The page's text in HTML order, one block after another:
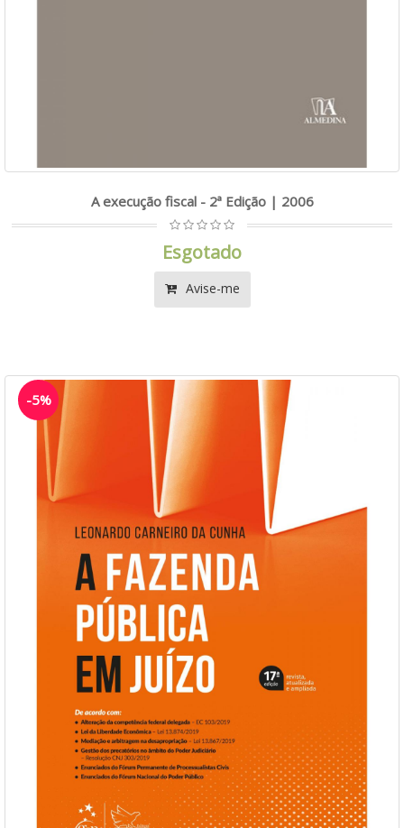
A execução fiscal - 2ª Edição | 2006
Esgotado
Avise-me
-5%